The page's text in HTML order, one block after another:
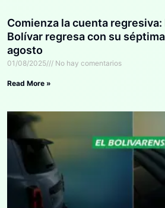
Comienza la cuenta
Bolívar regresa con su
agosto
01/08/2025 No hay comentarios
Read More »